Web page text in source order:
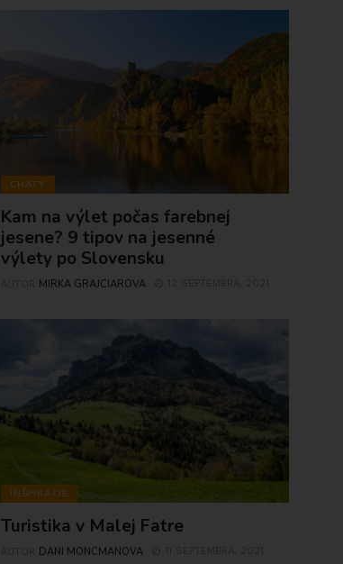
CHATY
Kam na výlet počas farebnej
jesene? 9 tipov na jesenné
výlety po Slovensku
MIRKA GRAJCIAROVA
INŠPIRÁCIE
Turistika v Malej Fatre
DANI MONCMANOVA